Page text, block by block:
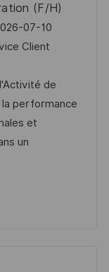
(F/H)
07-10
Client
de
la performance
et
un